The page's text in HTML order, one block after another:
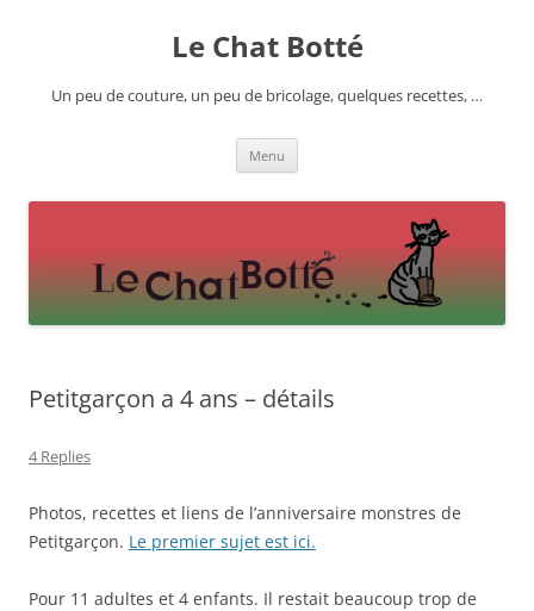
Le Chat Botté
Un peu de couture, un peu de bricolage, quelques recettes, …
Menu
Petitgarçon a 4 ans – détails
4 Replies
Photos, recettes et liens de l’anniversaire monstres de
Petitgarçon. Le premier sujet est ici.
Pour 11 adultes et 4 enfants. Il restait beaucoup trop de